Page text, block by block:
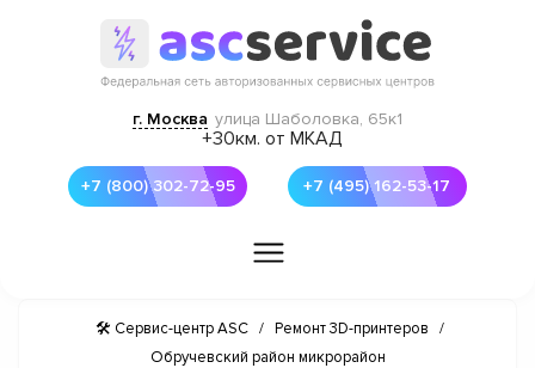
г. Москва улица Шаболовка, 65к1
+30км. от МКАД
+7 (800) 302-72-95 +7 (495) 162-53-17
🛠 Сервис-центр ASC / Ремонт 3D-принтеров
/
Обручевский район микрорайон